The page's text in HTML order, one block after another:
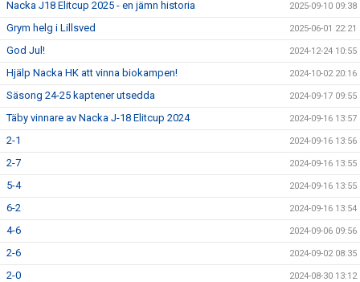
Nacka J18 Elitcup 2025 - en jämn historia 2025-09-10 09:38
Grym helg i Lillsved 2025-06-01 22:21
God Jul! 2024-12-24 10:55
Hjälp Nacka HK att vinna biokampen! 2024-10-02 20:16
Säsong 24-25 kaptener utsedda 2024-09-17 09:55
Täby vinnare av Nacka J-18 Elitcup 2024 2024-09-16 13:57
2-1 2024-09-16 13:56
2-7 2024-09-16 13:55
5-4 2024-09-16 13:55
6-2 2024-09-16 13:54
4-6 2024-09-06 09:56
2-6 2024-09-02 08:35
2-0 2024-08-30 13:12